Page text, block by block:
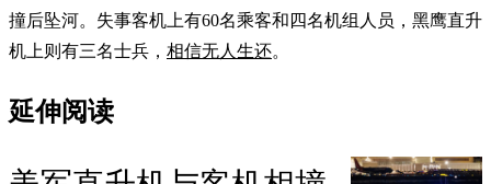
撞后坠河。失事客机上有60名乘客和四名机组人员，黑鹰直升
机上则有三名士兵， 相信无人生还。
延伸阅读